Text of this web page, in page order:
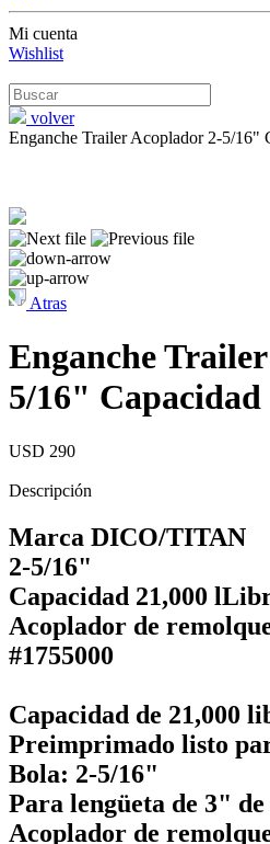
Mi cuenta
Wishlist
volver
Enganche Trailer Acoplador 2-5/16"
Atras
Enganche
5/16" Capacidad
USD 290
Descripción
Marca DICO/TITAN
2-5/16"
Capacidad 21,000
Acoplador de
#1755000
Capacidad de 21,000
Preimprimado listo
Bola: 2-5/16"
Para lengüeta de 3" de
Acoplador de